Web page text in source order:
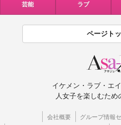
芸能 ラブ
ページト
イケメン・ラブ・エ
人女子を楽しむため
会社概要 グループ情報